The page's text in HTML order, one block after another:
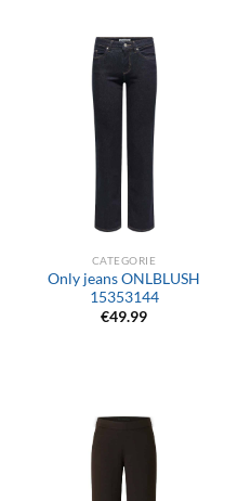
CATEGORIE
Only jeans ONLBLUSH
15353144
€49.99